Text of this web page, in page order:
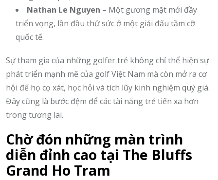
Nathan Le Nguyen – Một gương mặt mới đầy
triển vọng, lần đầu thử sức ở một giải đấu tầm cỡ
quốc tế.
Sự tham gia của những golfer trẻ không chỉ thể hiện sự
phát triển mạnh mẽ của golf Việt Nam mà còn mở ra cơ
hội để họ cọ xát, học hỏi và tích lũy kinh nghiệm quý giá.
Đây cũng là bước đệm để các tài năng trẻ tiến xa hơn
trong tương lai.
Chờ đón những màn trình
diễn đỉnh cao tại The Bluffs
Grand Ho Tram